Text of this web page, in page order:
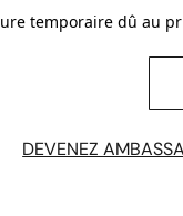
temporaire dû au
DEVENEZ